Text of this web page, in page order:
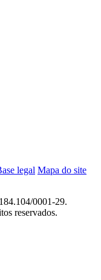
legal Mapa do site
0001-29.
reservados.